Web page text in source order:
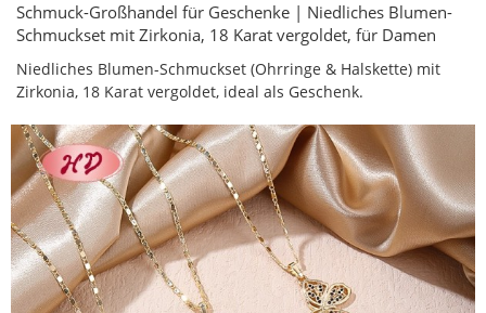
Schmuck-Großhandel für Geschenke | Niedliches Blumen-
Schmuckset mit Zirkonia, 18 Karat vergoldet, für Damen
Niedliches Blumen-Schmuckset (Ohrringe & Halskette) mit
Zirkonia, 18 Karat vergoldet, ideal als Geschenk.